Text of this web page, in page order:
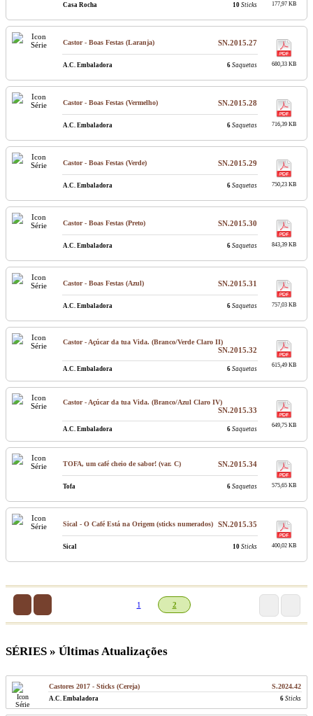
177,97 KB
Casa Rocha 10 Sticks
Castor - Boas Festas (Laranja) SN.2015.27
680,33 KB
A.C. Embaladora 6 Saquetas
Castor - Boas Festas (Vermelho) SN.2015.28
716,39 KB
A.C. Embaladora 6 Saquetas
Castor - Boas Festas (Verde) SN.2015.29
750,23 KB
A.C. Embaladora 6 Saquetas
Castor - Boas Festas (Preto) SN.2015.30
843,39 KB
A.C. Embaladora 6 Saquetas
Castor - Boas Festas (Azul) SN.2015.31
757,03 KB
A.C. Embaladora 6 Saquetas
Castor - Açúcar da tua Vida. (Branco/Verde Claro II)
SN.2015.32
615,49 KB
A.C. Embaladora 6 Saquetas
Castor - Açúcar da tua Vida. (Branco/Azul Claro IV)
SN.2015.33
649,75 KB
A.C. Embaladora 6 Saquetas
TOFA, um café cheio de sabor! (var. C) SN.2015.34
575,65 KB
Tofa 6 Saquetas
Sical - O Café Está na Origem (sticks numerados) SN.2015.35
400,02 KB
Sical 10 Sticks
1 2
SÉRIES » Últimas Atualizações
Castores 2017 - Sticks (Cereja) S.2024.42
A.C. Embaladora 6 Sticks